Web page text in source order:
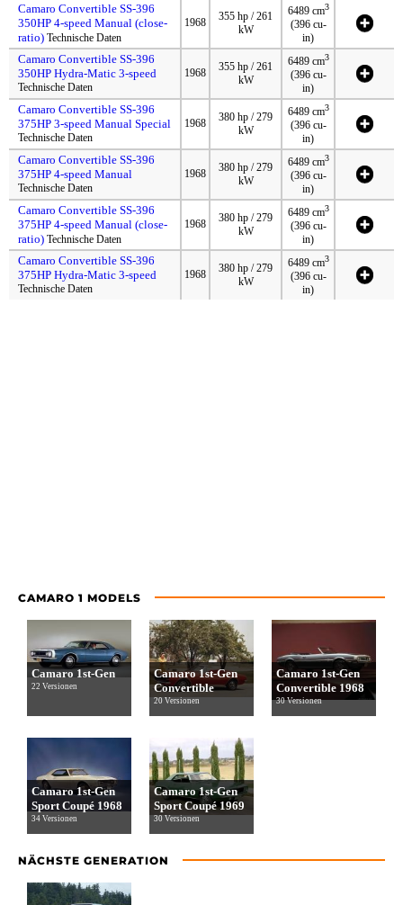
Camaro Convertible SS-396
350HP 4-speed Manual (close-
ratio) Technische Daten
1968
355 hp / 261
kW
6489 cm3
(396 cu-
in)
Camaro Convertible SS-396
350HP Hydra-Matic 3-speed
Technische Daten
1968
355 hp / 261
kW
6489 cm3
(396 cu-
in)
Camaro Convertible SS-396
375HP 3-speed Manual Special
Technische Daten
1968
380 hp / 279
kW
6489 cm3
(396 cu-
in)
Camaro Convertible SS-396
375HP 4-speed Manual
Technische Daten
1968
380 hp / 279
kW
6489 cm3
(396 cu-
in)
Camaro Convertible SS-396
375HP 4-speed Manual (close-
ratio) Technische Daten
1968
380 hp / 279
kW
6489 cm3
(396 cu-
in)
Camaro Convertible SS-396
375HP Hydra-Matic 3-speed
Technische Daten
1968
380 hp / 279
kW
6489 cm3
(396 cu-
in)
CAMARO 1 MODELS
Camaro 1st-Gen
22 Versionen
Camaro 1st-Gen
Convertible
20 Versionen
Camaro 1st-Gen
Convertible 1968
30 Versionen
Camaro 1st-Gen
Sport Coupé 1968
34 Versionen
Camaro 1st-Gen
Sport Coupé 1969
30 Versionen
NÄCHSTE GENERATION